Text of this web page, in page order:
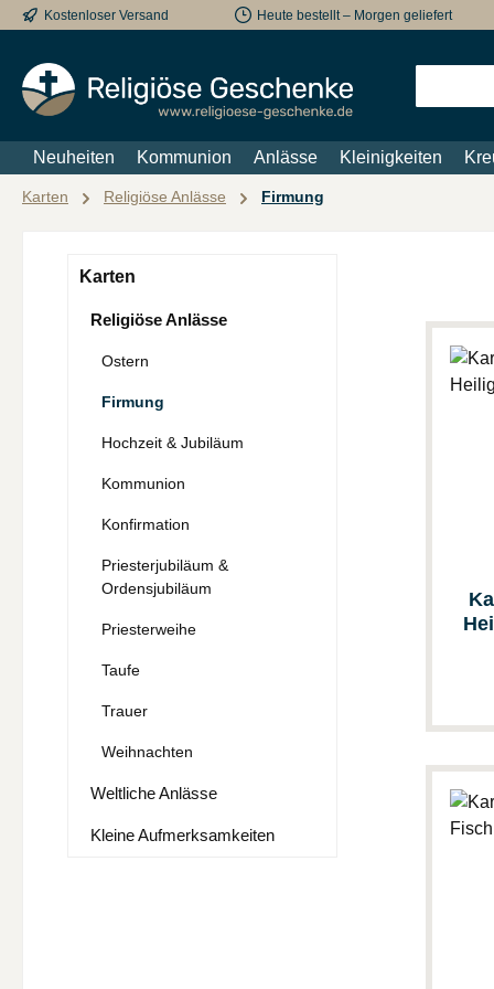
Hauptinhalt springen
Zur Suche springen
Zur Hauptnavigation springen
Kostenloser Versand Heute bestellt – Morgen geliefert
Neuheiten Kommunion Anlässe Kleinigkeiten
Karten Religiöse Anlässe Firmung
Karten
Religiöse Anlässe
Ostern
Firmung
Hochzeit & Jubiläum
Kommunion
Konfirmation
Priesterjubiläum &
Ordensjubiläum
Priesterweihe
Taufe
Trauer
Weihnachten
Weltliche Anlässe
Kleine Aufmerksamkeiten